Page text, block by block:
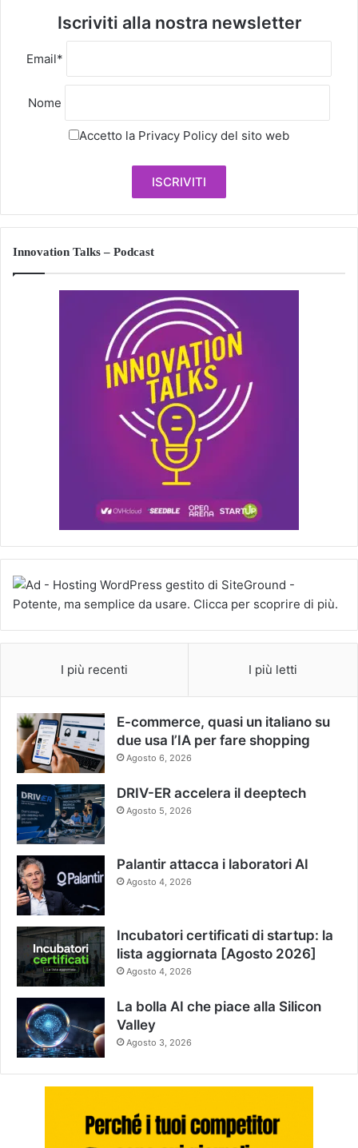
Iscriviti alla nostra newsletter
Email*
Nome
Accetto la Privacy Policy del sito web
Innovation Talks – Podcast
I più recenti I più letti
E-commerce, quasi un italiano su
due usa l’IA per fare shopping
Agosto 6, 2026
DRIV-ER accelera il deeptech
Agosto 5, 2026
Palantir attacca i laboratori AI
Agosto 4, 2026
Incubatori certificati di startup: la
lista aggiornata [Agosto 2026]
Agosto 4, 2026
La bolla AI che piace alla Silicon
Valley
Agosto 3, 2026